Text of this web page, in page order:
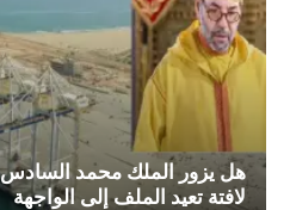
هل يزور الملك محمد السادس
لافتة تعيد الملف إلى الواجهة